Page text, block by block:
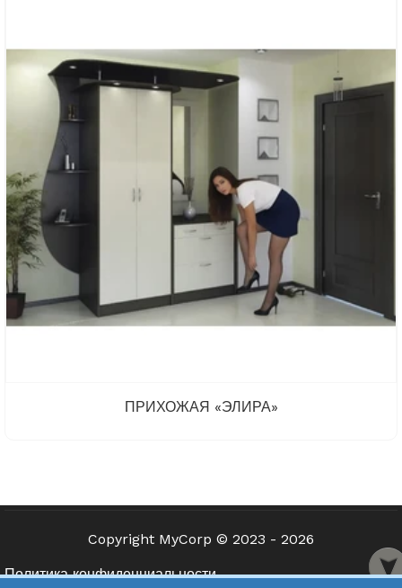
ПРИХОЖАЯ «ЭЛИРА»
Copyright MyCorp © 2023 - 2026
Политика конфиденциальности